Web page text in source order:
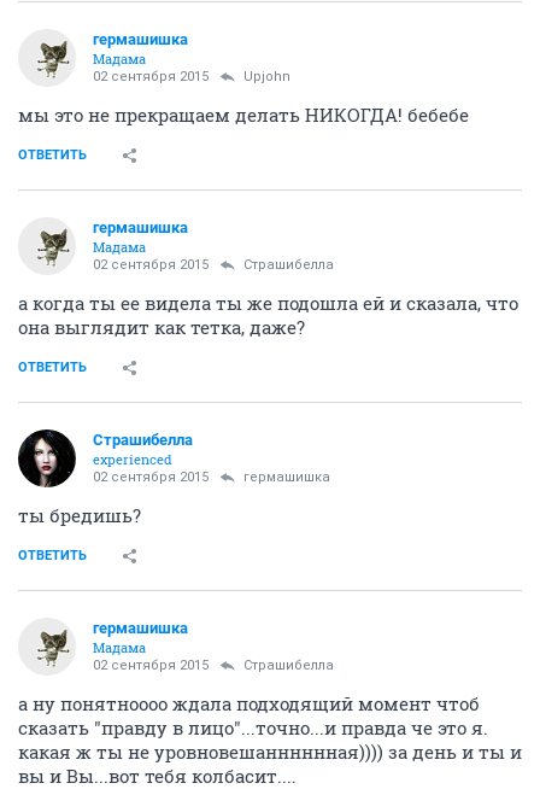
гермашишка
Мадама
02 сентября 2015 Upjohn
мы это не прекращаем делать НИКОГДА! бебебе
ОТВЕТИТЬ
гермашишка
Мадама
02 сентября 2015 Страшибелла
а когда ты ее видела ты же подошла ей и сказала, что
она выглядит как тетка, даже?
ОТВЕТИТЬ
Страшибелла
experienced
02 сентября 2015 гермашишка
ты бредишь?
ОТВЕТИТЬ
гермашишка
Мадама
02 сентября 2015 Страшибелла
а ну понятноооо ждала подходящий момент чтоб
сказать "правду в лицо"...точно...и правда че это я.
какая ж ты не уровновешанннннная)))) за день и ты и
вы и Вы...вот тебя колбасит....